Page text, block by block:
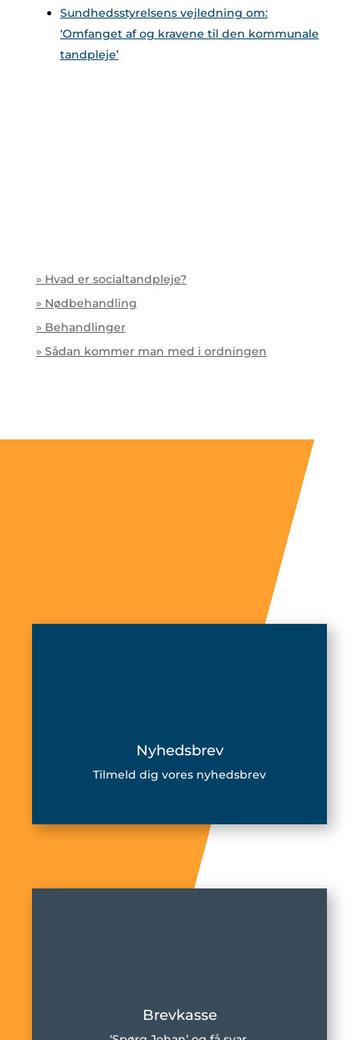
Sundhedsstyrelsens vejledning om:
‘Omfanget af og kravene til den kommunale
tandpleje’
» Hvad er socialtandpleje?
» Nødbehandling
» Behandlinger
» Sådan kommer man med i ordningen
Nyhedsbrev
Tilmeld dig vores nyhedsbrev
Brevkasse